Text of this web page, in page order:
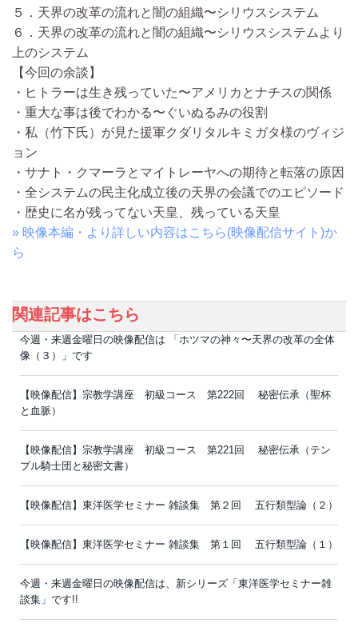
５．天界の改革の流れと闇の組織〜シリウスシステム
６．天界の改革の流れと闇の組織〜シリウスシステムより
上のシステム
【今回の余談】
・ヒトラーは生き残っていた〜アメリカとナチスの関係
・重大な事は後でわかる〜ぐいぬるみの役割
・私（竹下氏）が見た援軍クダリタルキミガタ様のヴィジ
ョン
・サナト・クマーラとマイトレーヤへの期待と転落の原因
・全システムの民主化成立後の天界の会議でのエピソード
・歴史に名が残ってない天皇、残っている天皇
» 映像本編・より詳しい内容はこちら(映像配信サイト)か
ら
関連記事はこちら
今週・来週金曜日の映像配信は 「ホツマの神々〜天界の改革の全体
像（３）」です
【映像配信】宗教学講座 初級コース 第222回 秘密伝承（聖杯
と血脈）
【映像配信】宗教学講座 初級コース 第221回 秘密伝承（テン
プル騎士団と秘密文書）
【映像配信】東洋医学セミナー 雑談集 第２回 五行類型論（２）
【映像配信】東洋医学セミナー 雑談集 第１回 五行類型論（１）
今週・来週金曜日の映像配信は、新シリーズ「東洋医学セミナー雑
談集」です!!